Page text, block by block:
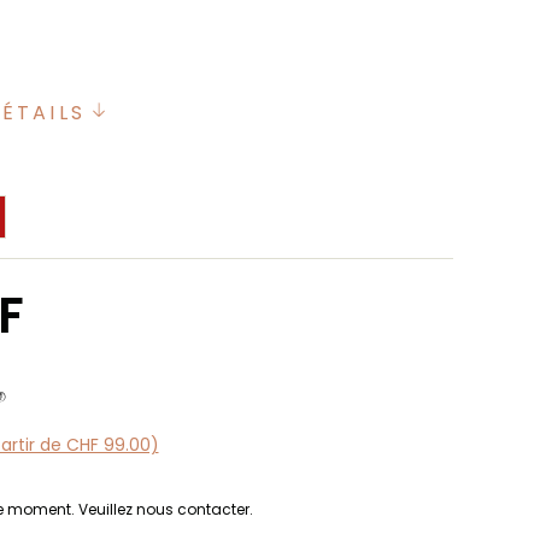
de CHF 99.00)
Veuillez nous contacter.